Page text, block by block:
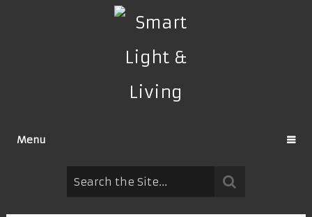
Menu